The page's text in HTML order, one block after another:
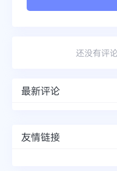
还没有评
最新评论
友情链接